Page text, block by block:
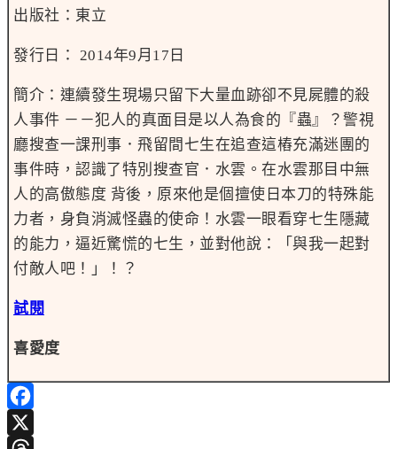
出版社：東立
發行日： 2014年9月17日
簡介： 連續發生現場只留下大量血跡卻不見屍體的殺
人事件 －－犯人的真面目是以人為食的『蟲』？警視
廳搜查一課刑事．飛留間七生在追查這樁充滿迷團的
事件時，認識了特別搜查官．水雲。在水雲那目中無
人的高傲態度 背後，原來他是個擅使日本刀的特殊能
力者，身負消滅怪蟲的使命！水雲一眼看穿七生隱藏
的能力，逼近驚慌的七生，並對他說：「與我一起對
付敵人吧！」！？
試閱
喜愛度
Facebook